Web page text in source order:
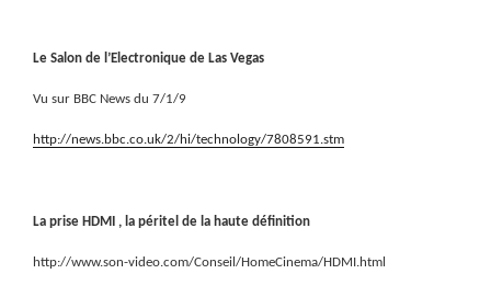
Le Salon de l’Electronique de Las Vegas
Vu sur BBC News du 7/1/9
http://news.bbc.co.uk/2/hi/technology/7808591.stm
La prise HDMI , la péritel de la haute définition
http://www.son-video.com/Conseil/HomeCinema/HDMI.html